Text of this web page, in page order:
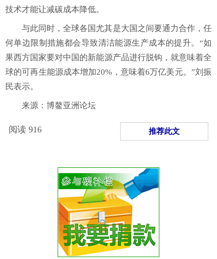
技术才能让减碳成本降低。
与此同时，全球各国尤其是大国之间要通力合作，任
何单边限制措施都会导致清洁能源生产成本的提升。“如
果西方国家要对中国的新能源产品进行脱钩，就意味着全
球的可再生能源成本增加20%，意味着6万亿美元。”刘振
民表示。
来源：博鳌亚洲论坛
阅读 916 推荐此文